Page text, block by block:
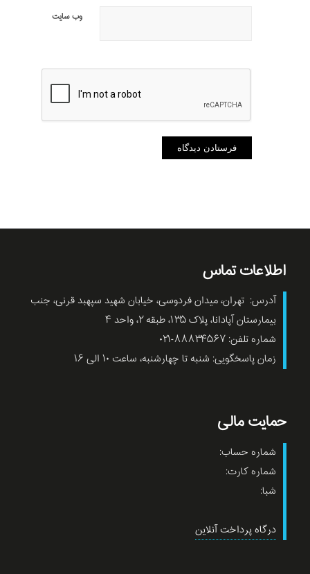
وب‌ سایت
اطلاعات تماس
آدرس: تهران، میدان فردوسی، خیابان شهید سپهبد قرنی، جنب
بیمارستان آپادانا، پلاک ۱۳۵، طبقه ۲، واحد ۴
شماره تلفن: ۸۸۸۳۴۵۶۷-۰۲۱
زمان پاسخگویی: شنبه تا چهارشنبه، ساعت ۱۰ الی ۱۶
حمایت مالی
شماره حساب:
شماره کارت:
شبا:
درگاه پرداخت آنلاین